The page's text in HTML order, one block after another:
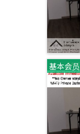
基本会员